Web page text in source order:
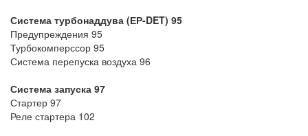
Система турбонаддува (ЕР-DET) 95
Предупреждения 95
Турбокомперссор 95
Система перепуска воздуха 96
Система запуска 97
Стартер 97
Реле стартера 102